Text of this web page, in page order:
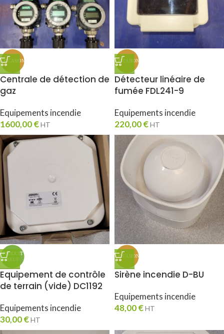
Centrale de détection de
gaz
Equipements incendie
1600,00€HT
Détecteur linéaire de
fumée FDL241-9
Equipements incendie
220,00€HT
Equipement de contrôle
de terrain (vide) DC1192
Equipements incendie
30,00€HT
Sirène incendie D-BU
Equipements incendie
48,00€HT